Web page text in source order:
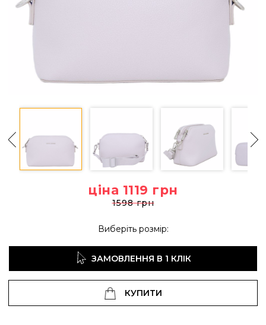
ціна 1119 грн
1598 грн
Виберіть розмір:
ЗАМОВЛЕННЯ В 1 КЛІК
КУПИТИ